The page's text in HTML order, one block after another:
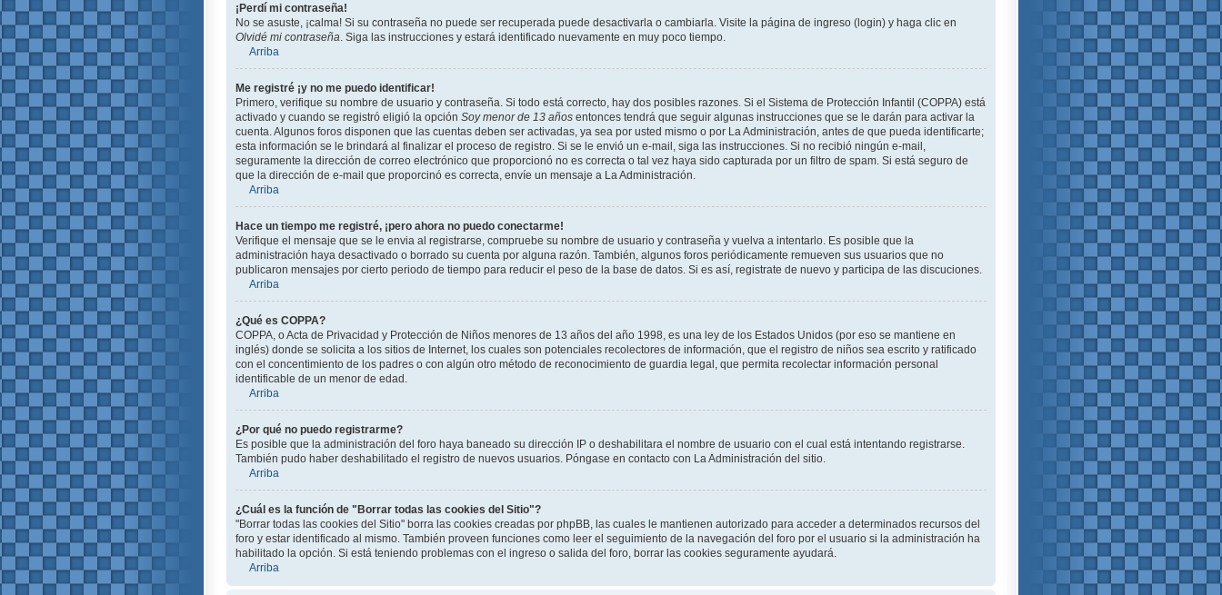
¡Perdí mi contraseña!
No se asuste, ¡calma! Si su contraseña no puede ser recuperada puede desactivarla o cambiarla. Visite la página de ingreso (login) y haga clic en
Olvidé mi contraseña . Siga las instrucciones y estará identificado nuevamente en muy poco tiempo.
Arriba
Me registré ¡y no me puedo identificar!
Primero, verifique su nombre de usuario y contraseña. Si todo está correcto, hay dos posibles razones. Si el Sistema de Protección Infantil (COPPA) está
activado y cuando se registró eligió la opción Soy menor de 13 años entonces tendrá que seguir algunas instrucciones que se le darán para activar la
cuenta. Algunos foros disponen que las cuentas deben ser activadas, ya sea por usted mismo o por La Administración, antes de que pueda identificarte;
esta información se le brindará al finalizar el proceso de registro. Si se le envió un e-mail, siga las instrucciones. Si no recibió ningún e-mail,
seguramente la dirección de correo electrónico que proporcionó no es correcta o tal vez haya sido capturada por un filtro de spam. Si está seguro de
que la dirección de e-mail que proporcinó es correcta, envíe un mensaje a La Administración.
Arriba
Hace un tiempo me registré, ¡pero ahora no puedo conectarme!
Verifique el mensaje que se le envia al registrarse, compruebe su nombre de usuario y contraseña y vuelva a intentarlo. Es posible que la
administración haya desactivado o borrado su cuenta por alguna razón. También, algunos foros periódicamente remueven sus usuarios que no
publicaron mensajes por cierto periodo de tiempo para reducir el peso de la base de datos. Si es así, registrate de nuevo y participa de las discuciones.
Arriba
¿Qué es COPPA?
COPPA, o Acta de Privacidad y Protección de Niños menores de 13 años del año 1998, es una ley de los Estados Unidos (por eso se mantiene en
inglés) donde se solicita a los sitios de Internet, los cuales son potenciales recolectores de información, que el registro de niños sea escrito y ratificado
con el concentimiento de los padres o con algún otro método de reconocimiento de guardia legal, que permita recolectar información personal
identificable de un menor de edad.
Arriba
¿Por qué no puedo registrarme?
Es posible que la administración del foro haya baneado su dirección IP o deshabilitara el nombre de usuario con el cual está intentando registrarse.
También pudo haber deshabilitado el registro de nuevos usuarios. Póngase en contacto con La Administración del sitio.
Arriba
¿Cuál es la función de "Borrar todas las cookies del Sitio"?
"Borrar todas las cookies del Sitio" borra las cookies creadas por phpBB, las cuales le mantienen autorizado para acceder a determinados recursos del
foro y estar identificado al mismo. También proveen funciones como leer el seguimiento de la navegación del foro por el usuario si la administración ha
habilitado la opción. Si está teniendo problemas con el ingreso o salida del foro, borrar las cookies seguramente ayudará.
Arriba